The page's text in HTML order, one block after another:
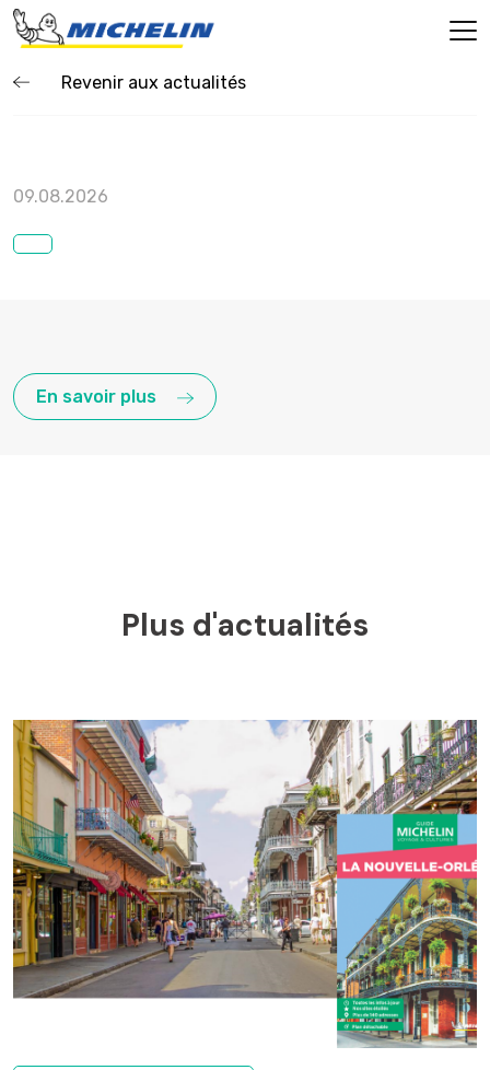
Revenir aux actualités
09.08.2026
En savoir plus
Plus d'actualités